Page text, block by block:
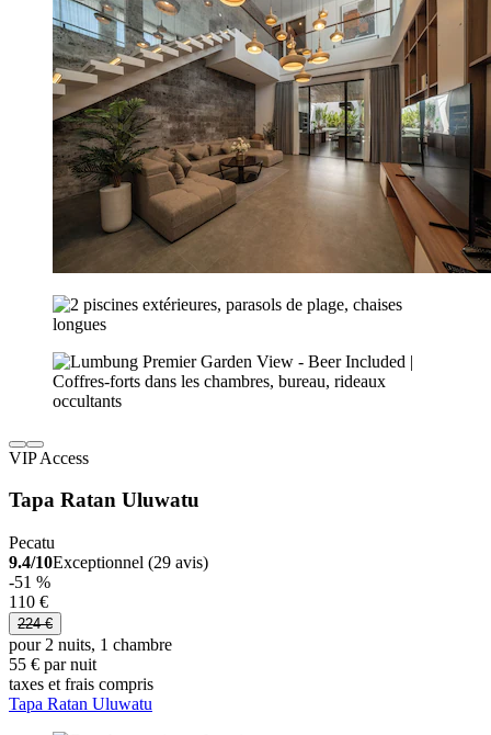
VIP Access
Tapa Ratan Uluwatu
Pecatu
9.4/10Exceptionnel (29 avis)
-51 %
110 €
224 €
pour 2 nuits, 1 chambre
55 € par nuit
taxes et frais compris
Tapa Ratan Uluwatu